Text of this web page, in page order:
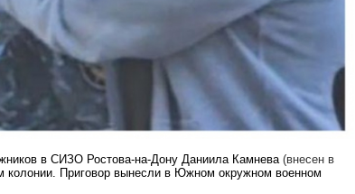
в СИЗО Ростова-на-Дону Даниила Камнева (внесен в
колонии. Приговор вынесли в Южном окружном военном